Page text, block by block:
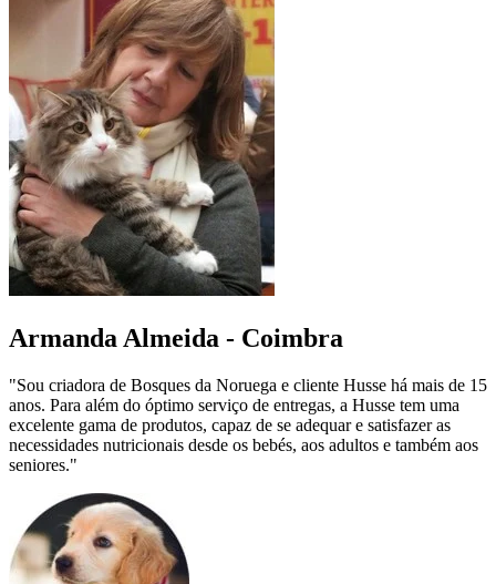
Armanda Almeida - Coimbra
"Sou criadora de Bosques da Noruega e cliente Husse há mais de 15
anos. Para além do óptimo serviço de entregas, a Husse tem uma
excelente gama de produtos, capaz de se adequar e satisfazer as
necessidades nutricionais desde os bebés, aos adultos e também aos
seniores."